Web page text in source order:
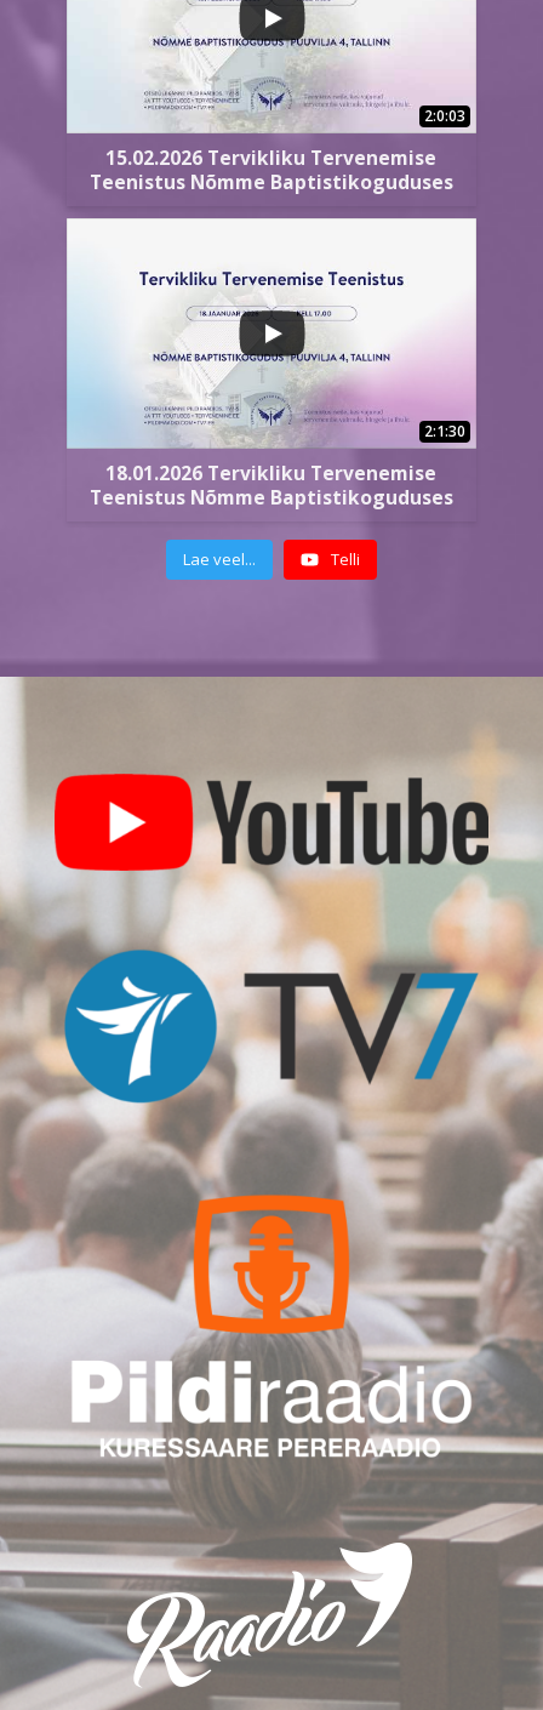
2:0:03
15.02.2026 Tervikliku Tervenemise
Teenistus Nõmme Baptistikoguduses
2:1:30
18.01.2026 Tervikliku Tervenemise
Teenistus Nõmme Baptistikoguduses
Lae veel... Telli